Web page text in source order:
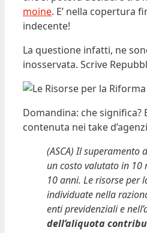
moine. E’ nella copertura
indecente!
La questione infatti, ne
inosservata. Scrive
Domandina: che significa?
contenuta nei take
(ASCA) Il superamento
un costo valutato in
10 anni. Le risorse per
individuate nella
enti previdenziali e
dell’aliquota